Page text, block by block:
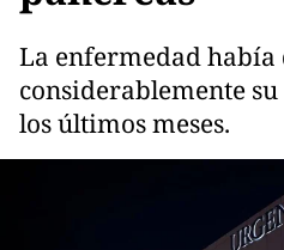
La enfermedad
considerablemente
los últimos meses.